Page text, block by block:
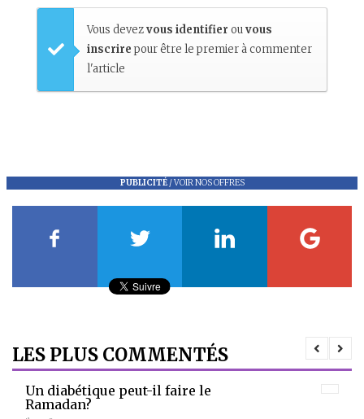
Vous devezvous identifier ouvous
inscrire pour être le premier à commenter
l'article
PUBLICITÉ/VOIR NOS OFFRES
LES PLUS COMMENTÉS
Un diabétique peut-il faire le
Ramadan?